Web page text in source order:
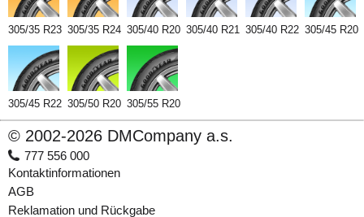
305/35 R23 305/35 R24 305/40 R20 305/40 R21 305/40 R22 305/45 R20
305/45 R22 305/50 R20 305/55 R20
© 2002-2026 DMCompany a.s.
777 556 000
Kontaktinformationen
AGB
Reklamation und Rückgabe